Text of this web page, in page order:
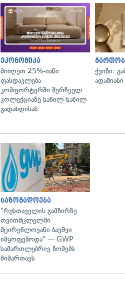
ეკონომიკა
მიიღეთ 25%-იანი
ფასდაკლება
კომფორტერში შერჩეულ
კოლექციაზე ნაწილ-ნაწილ
გადახდისას
ქვიზი:
საზოგადოება
"რუსთაველის გამზირზე
თვითმცლელში
მცირეწლოვანი ბავშვი
იმყოფებოდა" — GWP
სამართლებრივ ზომებს
მიმართავს